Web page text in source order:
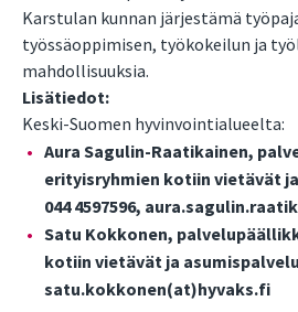
Karstulan kunnan järjestämä
työssäoppimisen, työkokeilun ja
mahdollisuuksia.
Lisätiedot:
Keski-Suomen hyvinvointialueelta:
Aura Sagulin-Raatikainen,
erityisryhmien kotiin vietävät
044 4597596,
Satu Kokkonen,
kotiin vietävät ja
satu.kokkonen(at)hyvaks.fi